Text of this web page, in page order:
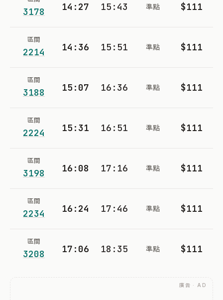
3178 14:27 15:43 準點 $111
區間
2214 14:36 15:51 準點 $111
區間
3188 15:07 16:36 準點 $111
區間
2224 15:31 16:51 準點 $111
區間
3198 16:08 17:16 準點 $111
區間
2234 16:24 17:46 準點 $111
區間
3208 17:06 18:35 準點 $111
廣告 · AD